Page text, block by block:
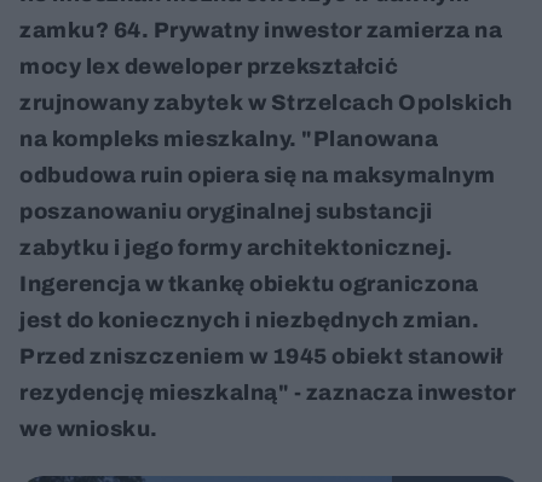
zamku? 64. Prywatny inwestor zamierza na
mocy lex deweloper przekształcić
zrujnowany zabytek w Strzelcach Opolskich
na kompleks mieszkalny. "Planowana
odbudowa ruin opiera się na maksymalnym
poszanowaniu oryginalnej substancji
zabytku i jego formy architektonicznej.
Ingerencja w tkankę obiektu ograniczona
jest do koniecznych i niezbędnych zmian.
Przed zniszczeniem w 1945 obiekt stanowił
rezydencję mieszkalną" - zaznacza inwestor
we wniosku.